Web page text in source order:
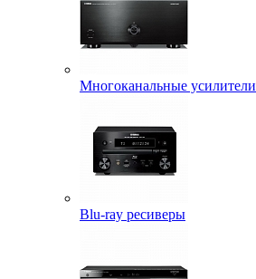
Многоканальные усилители
Blu-ray ресиверы